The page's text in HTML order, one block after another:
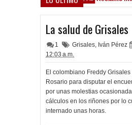
La salud de Grisales
1 Grisales, Iván Pérez
12:03 a.m.
El colombiano Freddy
Rosario para disputar el
por unas molestias
cálculos en los riñones por lo
internado unas horas.